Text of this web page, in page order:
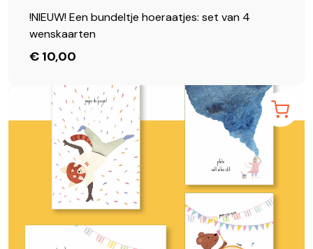
!NIEUW! Een bundeltje hoeraatjes: set van 4
wenskaarten
€ 10,00